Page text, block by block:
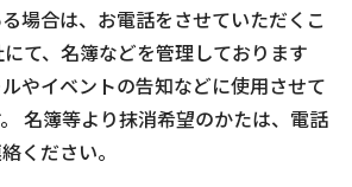
場合は、お電話をさせていただくこ
て、名簿などを管理しております
やイベントの告知などに使用させて
名簿等より抹消希望のかたは、電話
ください。